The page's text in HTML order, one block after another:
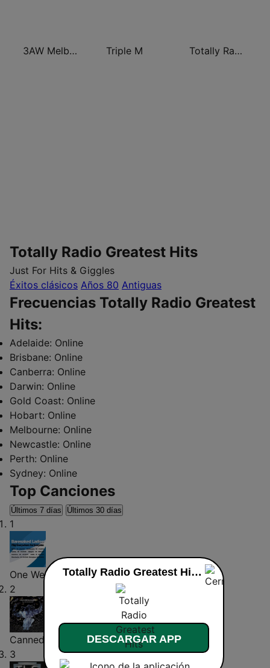
3AW Melbourne Triple M Totally Radio 60s
Totally Radio Greatest Hits
Just For Hits & Giggles
Éxitos clásicos Años 80 Antiguas
Frecuencias Totally Radio Greatest
Hits:
Adelaide: Online
Brisbane: Online
Canberra: Online
Darwin: Online
Gold Coast: Online
Hobart: Online
Melbourne: Online
Newcastle: Online
Perth: Online
Sydney: Online
Top Canciones
Últimos 7 días Últimos 30 días
1
One Week
Barenaked Ladies
2
Canned Heat
Jamiroquai
3
Totally Radio Greatest Hits en vivo
DESCARGAR APP